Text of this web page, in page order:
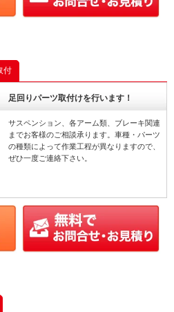
付
足回りパーツ取付けを行います！
サスペンション、各アーム類、ブレーキ関連
までお客様のご相談承ります。車種・パーツ
の種類によって作業工程が異なりますので、
ぜひ一度ご連絡下さい。